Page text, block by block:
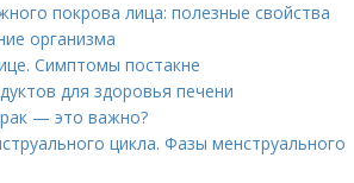
покрова лица: полезные свойства
организма
Симптомы постакне
для здоровья печени
— это важно?
цикла. Фазы менструального